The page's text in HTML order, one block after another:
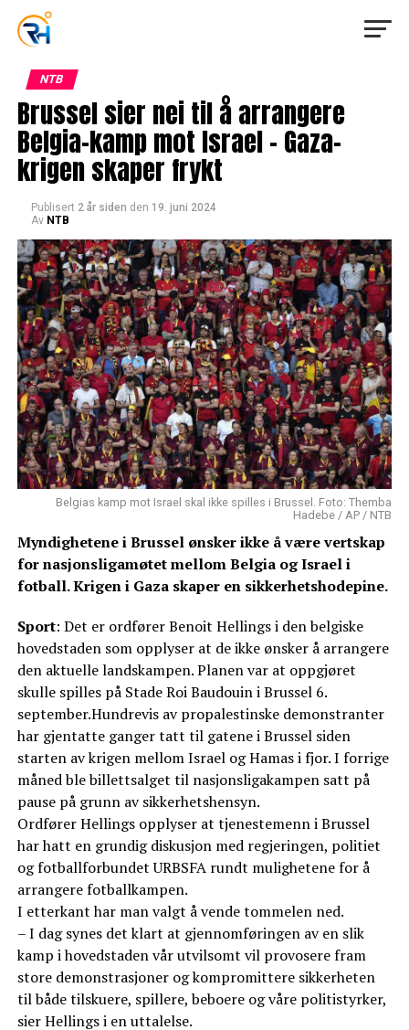
NTB
Brussel sier nei til å arrangere
Belgia-kamp mot Israel – Gaza-
krigen skaper frykt
Publisert 2 år siden den 19. juni 2024
Av NTB
Belgias kamp mot Israel skal ikke spilles i Brussel. Foto: Themba
Hadebe / AP / NTB
Myndighetene i Brussel ønsker ikke å være vertskap
for nasjonsligamøtet mellom Belgia og Israel i
fotball. Krigen i Gaza skaper en sikkerhetshodepine.
Sport: Det er ordfører Benoit Hellings i den belgiske
hovedstaden som opplyser at de ikke ønsker å arrangere
den aktuelle landskampen. Planen var at oppgjøret
skulle spilles på Stade Roi Baudouin i Brussel 6.
september.Hundrevis av propalestinske demonstranter
har gjentatte ganger tatt til gatene i Brussel siden
starten av krigen mellom Israel og Hamas i fjor. I forrige
måned ble billettsalget til nasjonsligakampen satt på
pause på grunn av sikkerhetshensyn.
Ordfører Hellings opplyser at tjenestemenn i Brussel
har hatt en grundig diskusjon med regjeringen, politiet
og fotballforbundet URBSFA rundt mulighetene for å
arrangere fotballkampen.
I etterkant har man valgt å vende tommelen ned.
– I dag synes det klart at gjennomføringen av en slik
kamp i hovedstaden vår utvilsomt vil provosere fram
store demonstrasjoner og kompromittere sikkerheten
til både tilskuere, spillere, beboere og våre politistyrker,
sier Hellings i en uttalelse.